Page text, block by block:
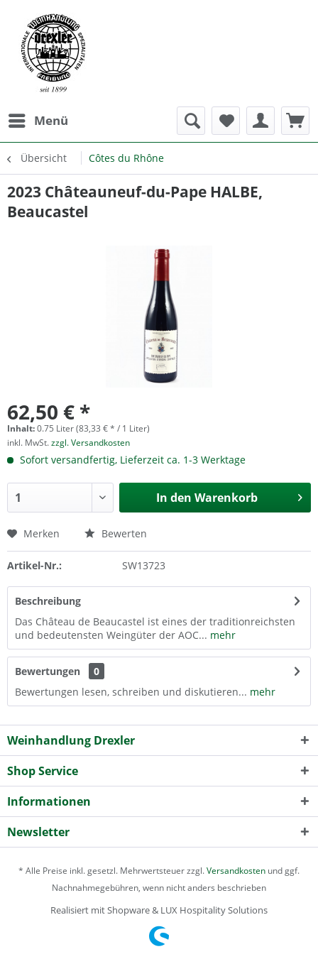
Menü
Übersicht Côtes du Rhône
2023 Châteauneuf-du-Pape HALBE,
Beaucastel
62,50 € *
Inhalt:0.75 Liter (83,33 € * / 1 Liter)
inkl. MwSt.zzgl. Versandkosten
Sofort versandfertig, Lieferzeit ca. 1-3 Werktage
In den Warenkorb
Merken Bewerten
Artikel-Nr.: SW13723
Beschreibung
Das Château de Beaucastel ist eines der traditionreichsten
und bedeutensten Weingüter der AOC... mehr
Bewertungen
0
Bewertungen lesen, schreiben und diskutieren... mehr
Weinhandlung Drexler
Shop Service
Informationen
Newsletter
* Alle Preise inkl. gesetzl. Mehrwertsteuer zzgl.Versandkosten und ggf.
Nachnahmegebühren, wenn nicht anders beschrieben
Realisiert mit Shopware & LUX Hospitality Solutions